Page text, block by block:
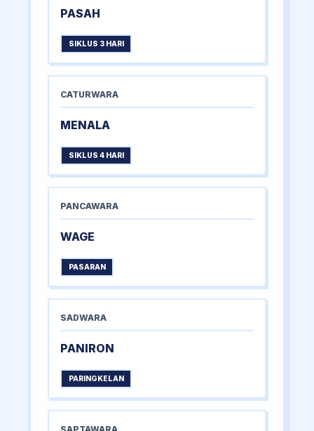
PASAH
SIKLUS 3 HARI
CATURWARA
MENALA
SIKLUS 4 HARI
PANCAWARA
WAGE
PASARAN
SADWARA
PANIRON
PARINGKELAN